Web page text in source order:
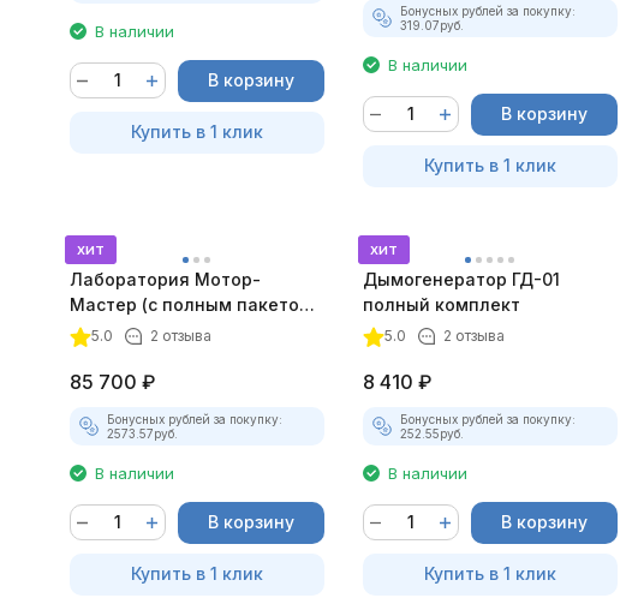
В наличии
В корзину
Купить в 1 клик
Бонусных рублей за покупку:
319.07руб.
В наличии
В корзину
Купить в 1 клик
хит
Лаборатория Мотор-
Мастер (с полным пакетом
лицензий)
5.0 2 отзыва
85 700 ₽
Бонусных рублей за покупку:
2573.57руб.
В наличии
В корзину
Купить в 1 клик
хит
Дымогенератор ГД-01
полный комплект
5.0 2 отзыва
8 410 ₽
Бонусных рублей за покупку:
252.55руб.
В наличии
В корзину
Купить в 1 клик